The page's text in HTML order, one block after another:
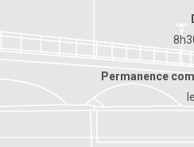
Permanence